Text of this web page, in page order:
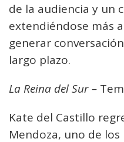
de la audiencia y un
extendiéndose más
generar
largo plazo.
La Reina del Sur –
Kate del Castillo
Mendoza, uno de